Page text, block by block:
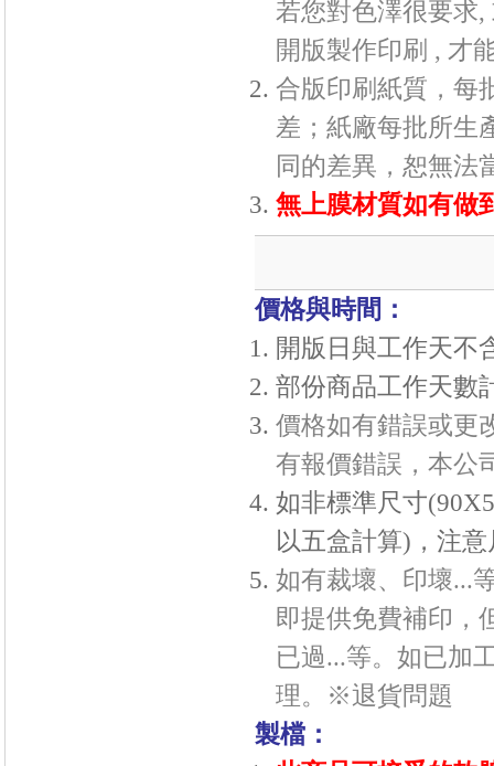
若您對色澤很要求
開版製作印刷 , 才
合版印刷紙質，每
差；紙廠每批所生
同的差異，恕無法
無上膜材質如有做
價格與時間：
開版日與工作天不
部份商品工作天數
價格如有錯誤或更
有報價錯誤，本公
如非標準尺寸
以五盒計算)，注意
如有裁壞、印壞...
即提供免費補印，
已過...等。如已加
理。※退貨問題
製檔：